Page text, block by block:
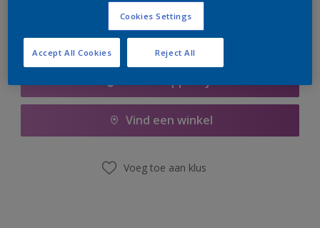
Vind een winkel
Voeg toe aan klus
Cookies Settings
Reject All
Accept All Cookies